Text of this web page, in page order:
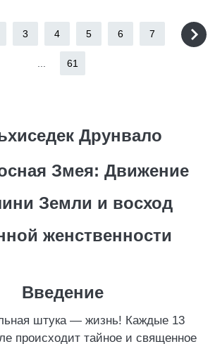
3 4 5 6 7
61
Друнвало
Змея: Движение
Земли и восход
женственности
Введение
штука — жизнь! Каждые 13
происходит тайное и священное